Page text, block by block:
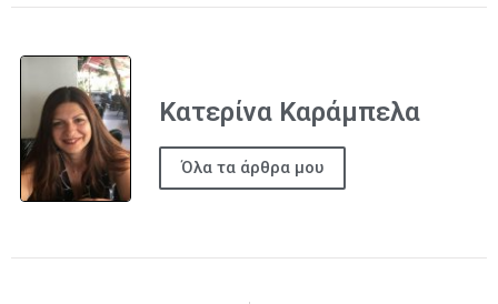
Κατερίνα Καράμπελα
Όλα τα άρθρα μου